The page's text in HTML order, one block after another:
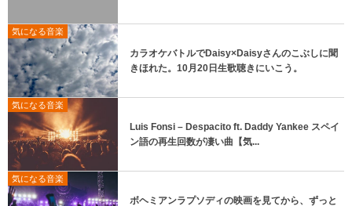
気になる音楽
カラオケバトルでDaisy×Daisyさんのこぶしに聞
きほれた。10月20日生歌聴きにいこう。
気になる音楽
Luis Fonsi – Despacito ft. Daddy Yankee スペイ
ン語の再生回数が凄い曲【気...
気になる音楽
ボヘミアンラプソディの映画を見てから、ずっと